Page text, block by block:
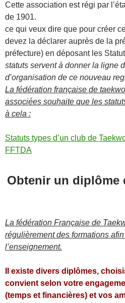
Cette association est régi par
de 1901.
ce qui veux dire que pour créer
devez la déclarer auprès de la
préfecture) en déposant les
statuts servent à donner la ligne
d’organisation de ce nouveau
La fédération française de
associées souhaite que les
à cela :
Statuts types d’un club de
FFTDA
Obtenir un diplôme
La fédération Française de
régulièrement des formations
l’enseignement.
Il existe divers diplômes,
convient selon votre
(temps et financières) et vos